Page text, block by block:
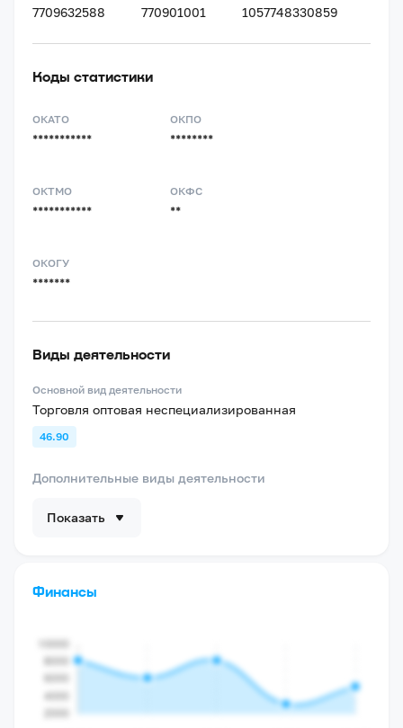
7709632588 770901001 1057748330859
Коды статистики
ОКАТО
***********
ОКПО
********
ОКТМО
***********
ОКФС
**
ОКОГУ
*******
Виды деятельности
Основной вид деятельности
Торговля оптовая неспециализированная
46.90
Дополнительные виды деятельности
Показать
Финансы